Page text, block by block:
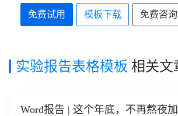
免费试用 模板下载 免费咨询
实验报告表格模板 相关文
Word报告 | 这个年底，不再熬夜加